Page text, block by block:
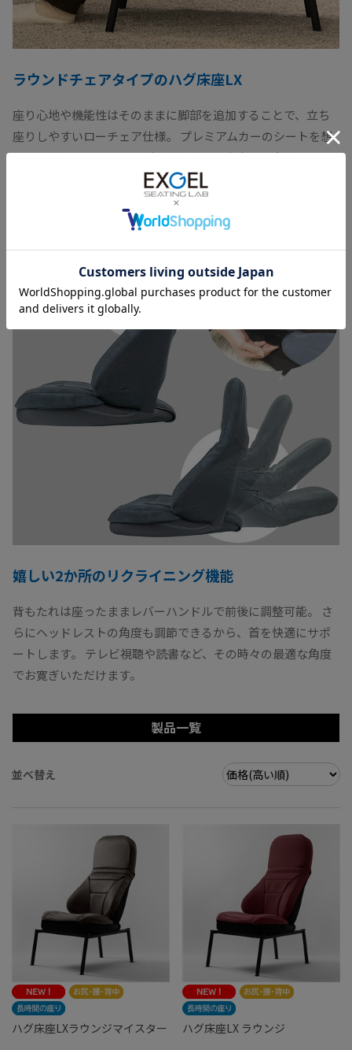
ラウンドチェアタイプのハグ床座LX
座り心地や機能性はそのままに脚部を追加することで、立ち
座りしやすいローチェア仕様。 プレミアムカーのシートを想
わせる端正なシルエットがリビングにも書斎にも自然になじ
み、空間に上質感をプラスします。
嬉しい2か所のリクライニング機能
背もたれは座ったままレバーハンドルで前後に調整可能。 さ
らにヘッドレストの角度も調節できるから、首を快適にサポ
ートします。 テレビ視聴や読書など、その時々の最適な角度
でお寛ぎいただけます。
製品一覧
並べ替え
ハグ床座LXラウンジマイスター ハグ床座LX ラウンジ